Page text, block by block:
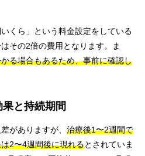
くら」という料金設定をしている
その2倍の費用となります。ま
る場合もあるため、事前に確認し
と持続期間
がありますが、 治療後1〜2週間で
2〜4週間後に現れるとされていま